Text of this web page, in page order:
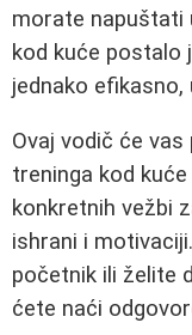
morate napuštati
kod kuće postalo
jednako
Ovaj vodič će
treninga kod
konkretnih vežbi
ishrani i
početnik ili želite
ćete naći